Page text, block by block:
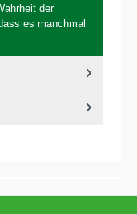
der
es manchmal